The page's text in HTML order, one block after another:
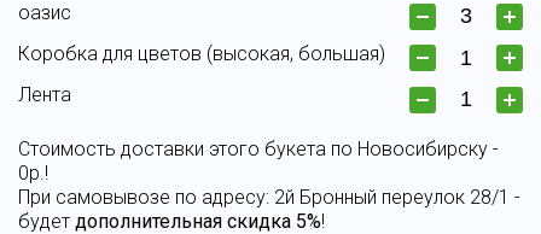
оазис
Коробка для цветов (высокая, большая)
Лента
Стоимость доставки этого букета по Новосибирску -
0р.!
При самовывозе по адресу: 2й Бронный переулок 28/1 -
будет дополнительная скидка 5%!